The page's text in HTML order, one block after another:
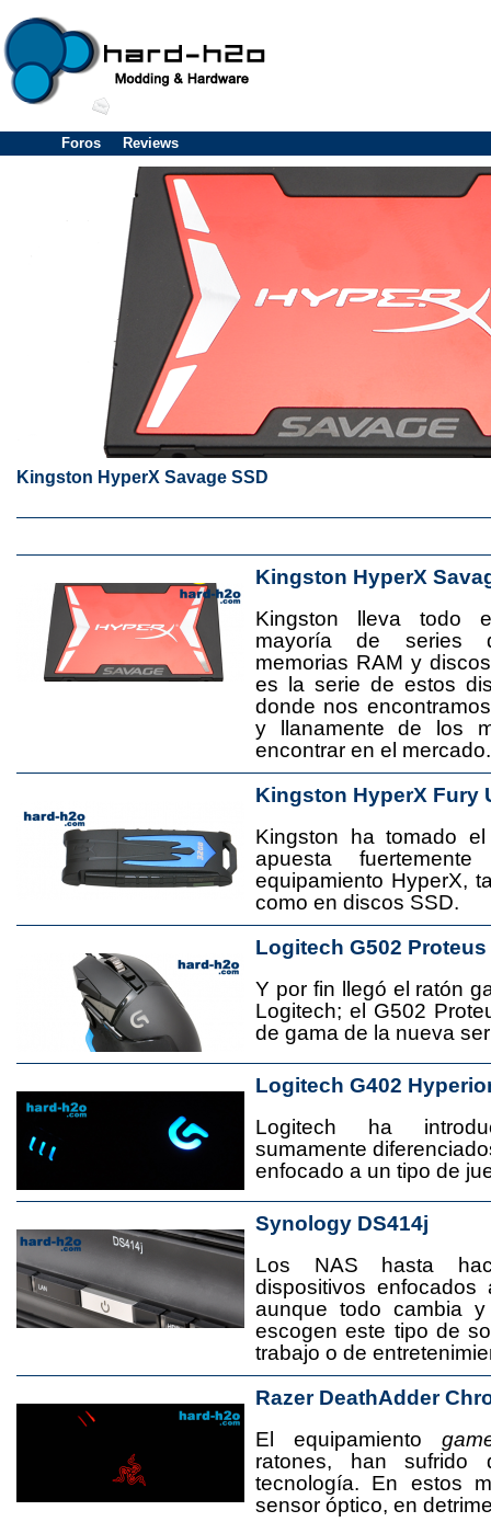
Foros Reviews
Kingston HyperX Savage SSD
Kingston HyperX
Kingston lleva todo
mayoría de series
memorias RAM y
es la serie de estos
donde nos
y llanamente de los
encontrar en el mercado.
Kingston HyperX Fury
Kingston ha tomado
apuesta
equipamiento HyperX,
como en discos SSD.
Logitech G502 Proteus
Y por fin llegó el ratón
Logitech; el G502
de gama de la nueva
Logitech G402
Logitech ha
sumamente
enfocado a un tipo de
Synology DS414j
Los NAS hasta
dispositivos
aunque todo cambia
escogen este tipo de
trabajo o de
Razer DeathAdder
El equipamiento
ratones, han sufrido
tecnología. En estos
sensor óptico, en